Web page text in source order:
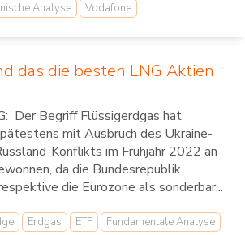
Analyse Vodafone
das die besten LNG Aktien
Der Begriff Flüssigerdgas hat
mit Ausbruch des Ukraine-
Konflikts im Frühjahr 2022 an
da die Bundesrepublik
die Eurozone als sonderbar...
Erdgas ETF
Fundamentale Analyse